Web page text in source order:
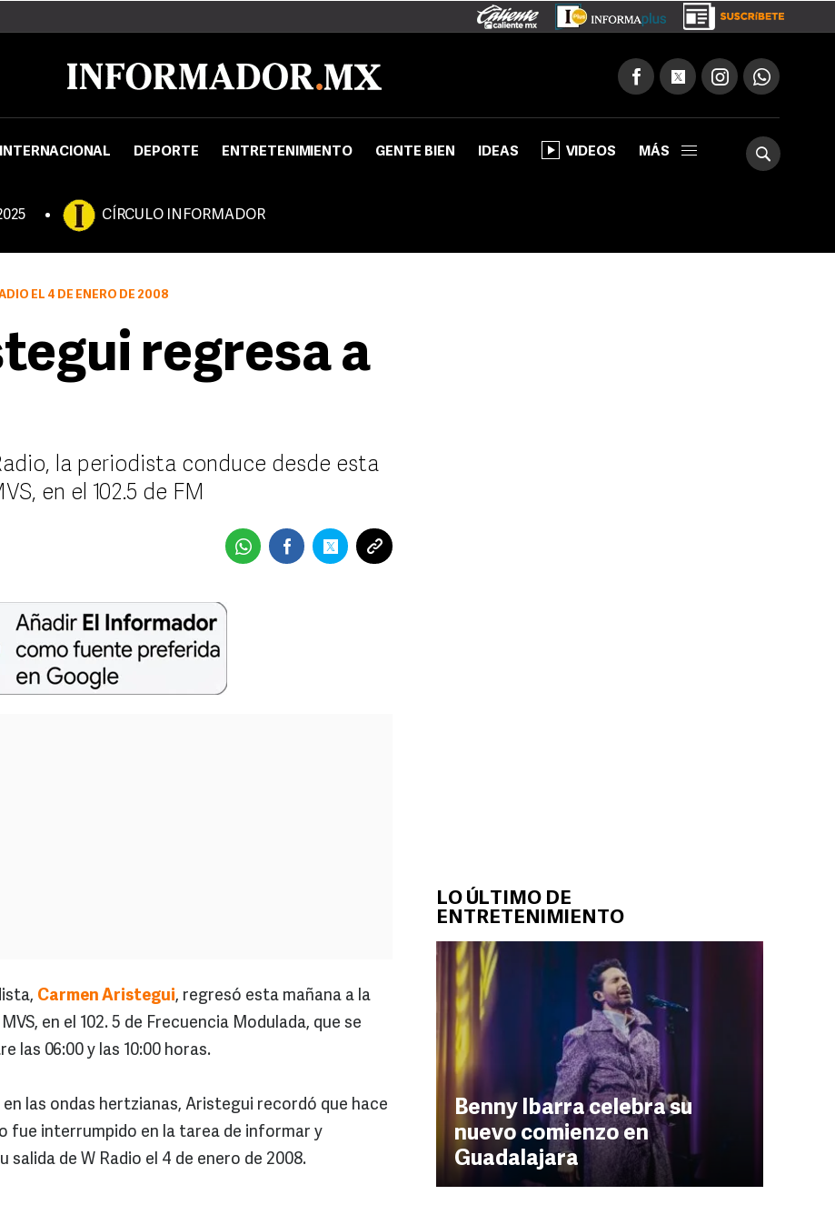
INTERNACIONAL DEPORTE ENTRETENIMIENTO GENTE BIEN IDEAS VIDEOS MÁS
CÍRCULO INFORMADOR
LO ÚLTIMO DE
ENTRETENIMIENTO
Benny Ibarra celebra su
nuevo comienzo en
Guadalajara
EL 4 DE ENERO DE 2008
regresa a
la periodista conduce desde esta
en el 102.5 de FM
Carmen Aristegui, regresó esta mañana a la
en el 102. 5 de Frecuencia Modulada, que se
las 06:00 y las 10:00 horas.
en las ondas hertzianas, Aristegui recordó que hace
fue interrumpido en la tarea de informar y
de W Radio el 4 de enero de 2008.